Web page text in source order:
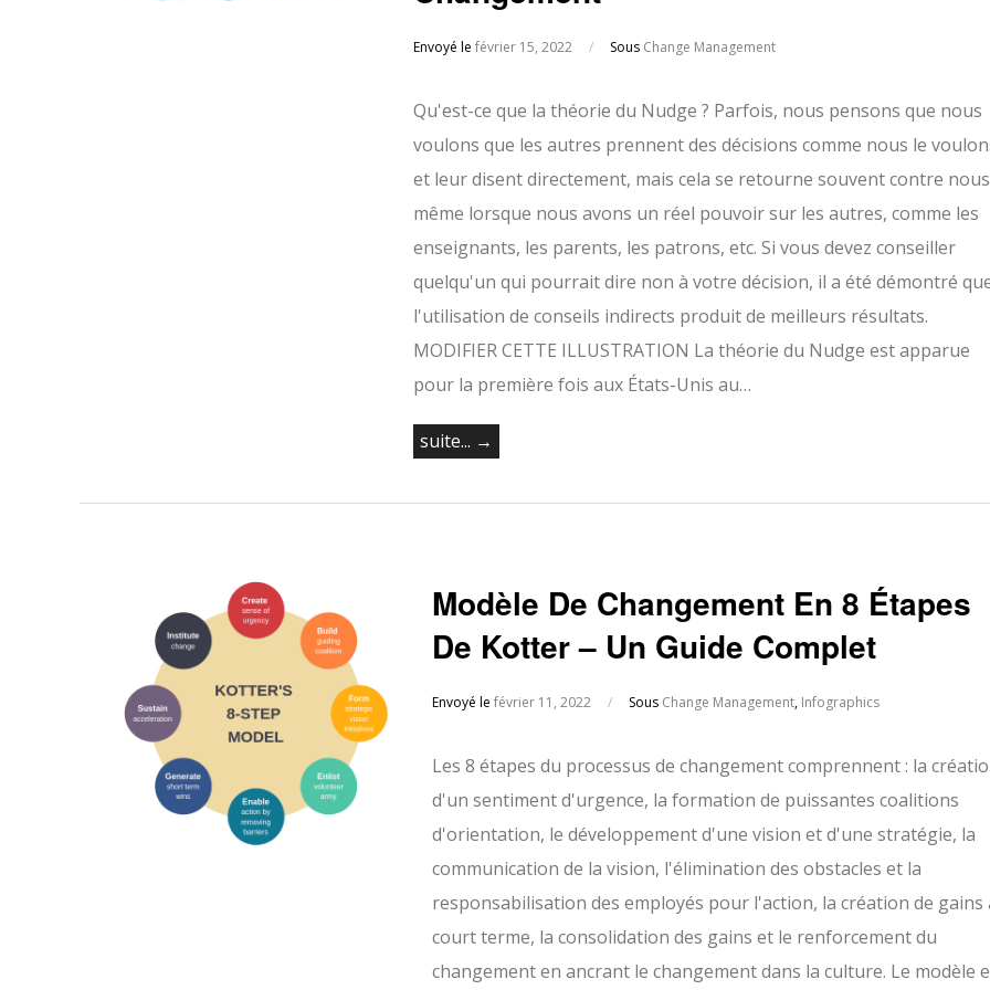
Envoyé lefévrier 15, 2022 / Sous Change Management
Qu'est-ce que la théorie du Nudge ? Parfois, nous pensons que nous
voulons que les autres prennent des décisions comme nous le
et leur disent directement, mais cela se retourne souvent contre
même lorsque nous avons un réel pouvoir sur les autres, comme les
enseignants, les parents, les patrons, etc. Si vous devez conseiller
quelqu'un qui pourrait dire non à votre décision, il a été démontré
l'utilisation de conseils indirects produit de meilleurs résultats.
MODIFIER CETTE ILLUSTRATION La théorie du Nudge est apparue
pour la première fois aux États-Unis au…
suite... →
Modèle De Changement En 8 Étapes
De Kotter – Un Guide Complet
Envoyé le février 11, 2022 / Sous Change Management, Infographics
Les 8 étapes du processus de changement comprennent : la
d'un sentiment d'urgence, la formation de puissantes coalitions
d'orientation, le développement d'une vision et d'une stratégie, la
communication de la vision, l'élimination des obstacles et la
responsabilisation des employés pour l'action, la création de gains
court terme, la consolidation des gains et le renforcement du
changement en ancrant le changement dans la culture. Le modèle